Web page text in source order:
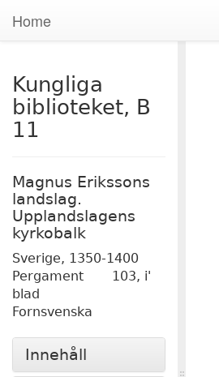
Home
Kungliga
biblioteket, B
11
Magnus Erikssons
landslag.
Upplandslagens
kyrkobalk
Sverige, 1350-1400
Pergament
103, i'
blad
Fornsvenska
Innehåll